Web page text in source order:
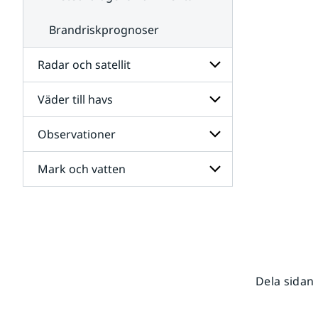
Brandriskprognoser
Radar och satellit
Undersidor
för
Radar
och
satellit
Väder till havs
Undersidor
för
Väder
till
havs
Observationer
Undersidor
för
Mark och vatten
Dela sidan